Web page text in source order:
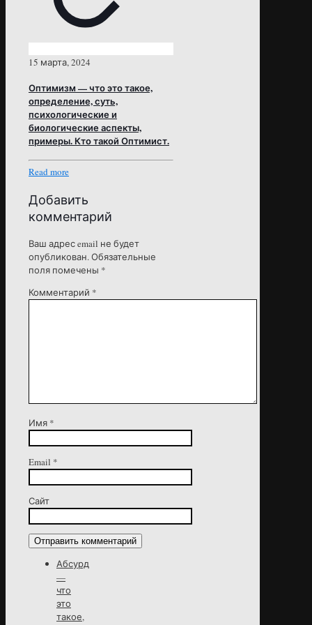
15 марта, 2024
Оптимизм — что это такое,
определение, суть,
психологические и
биологические аспекты,
примеры. Кто такой Оптимист.
Read more
Добавить
комментарий
Ваш адрес email не будет
опубликован.Обязательные
поля помечены *
Комментарий *
Имя *
Email *
Сайт
Абсурд
—
что
это
такое,